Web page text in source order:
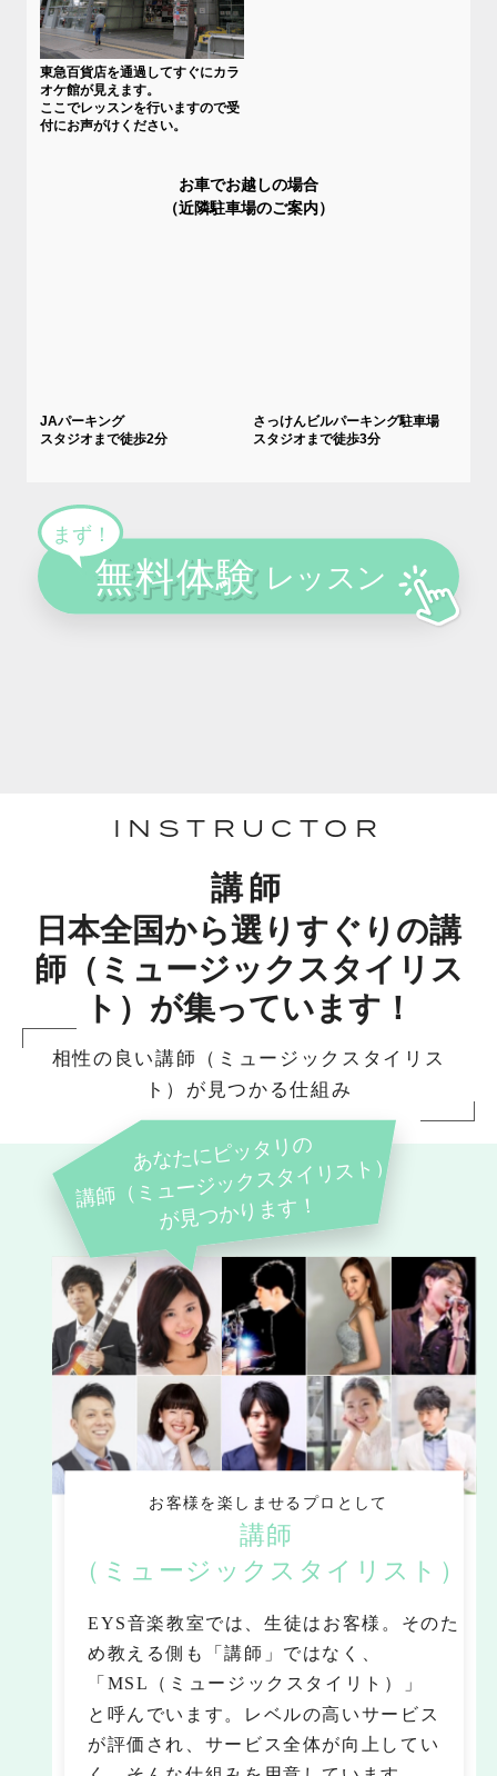
東急百貨店を通過してすぐにカラ
オケ館が見えます。
ここでレッスンを行いますので受
付にお声がけください。
お車でお越しの場合
（近隣駐車場のご案内）
JAパーキング
スタジオまで徒歩2分
さっけんビルパーキング駐車場
スタジオまで徒歩3分
INSTRUCTOR
講師
日本全国から選りすぐりの講
師（ミュージックスタイリス
ト）が集っています！
相性の良い講師（ミュージックスタイリス
ト）が見つかる仕組み